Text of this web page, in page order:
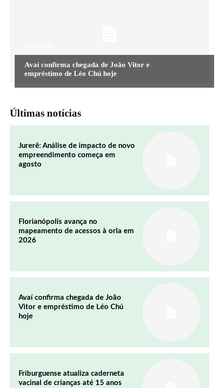
Avaí confirma chegada de João Vitor e
empréstimo de Léo Chú hoje
Últimas notícias
Jurerê: Análise de impacto de novo
empreendimento começa em
agosto
Florianópolis avança no
mapeamento de acessos à orla em
2026
Avaí confirma chegada de João
Vitor e empréstimo de Léo Chú
hoje
Friburguense atualiza caderneta
vacinal de crianças até 15 anos